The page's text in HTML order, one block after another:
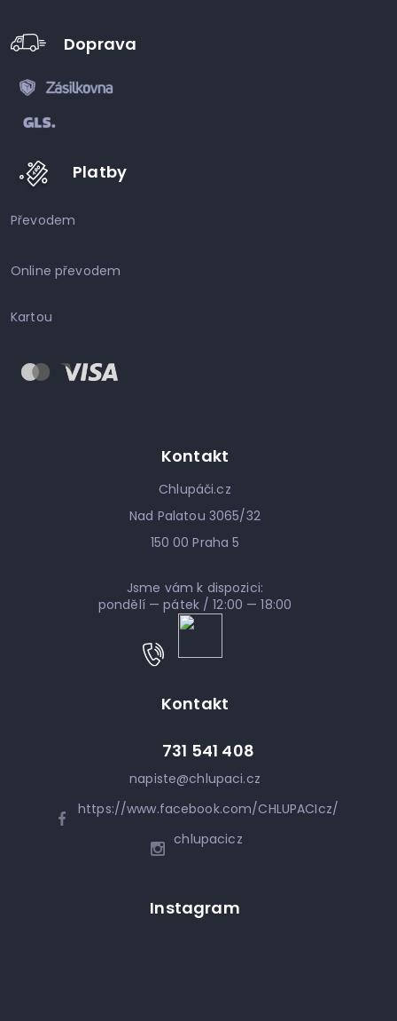
Doprava
Platby
Převodem
Online převodem
Kartou
Kontakt
Chlupáči.cz
Nad Palatou 3065/32
150 00 Praha 5
Jsme vám k dispozici:
pondělí — pátek / 12:00 — 18:00
Kontakt
napiste@chlupaci.cz
731 541 408
https://www.facebook.com/CHLUPACIcz/
chlupacicz
Instagram